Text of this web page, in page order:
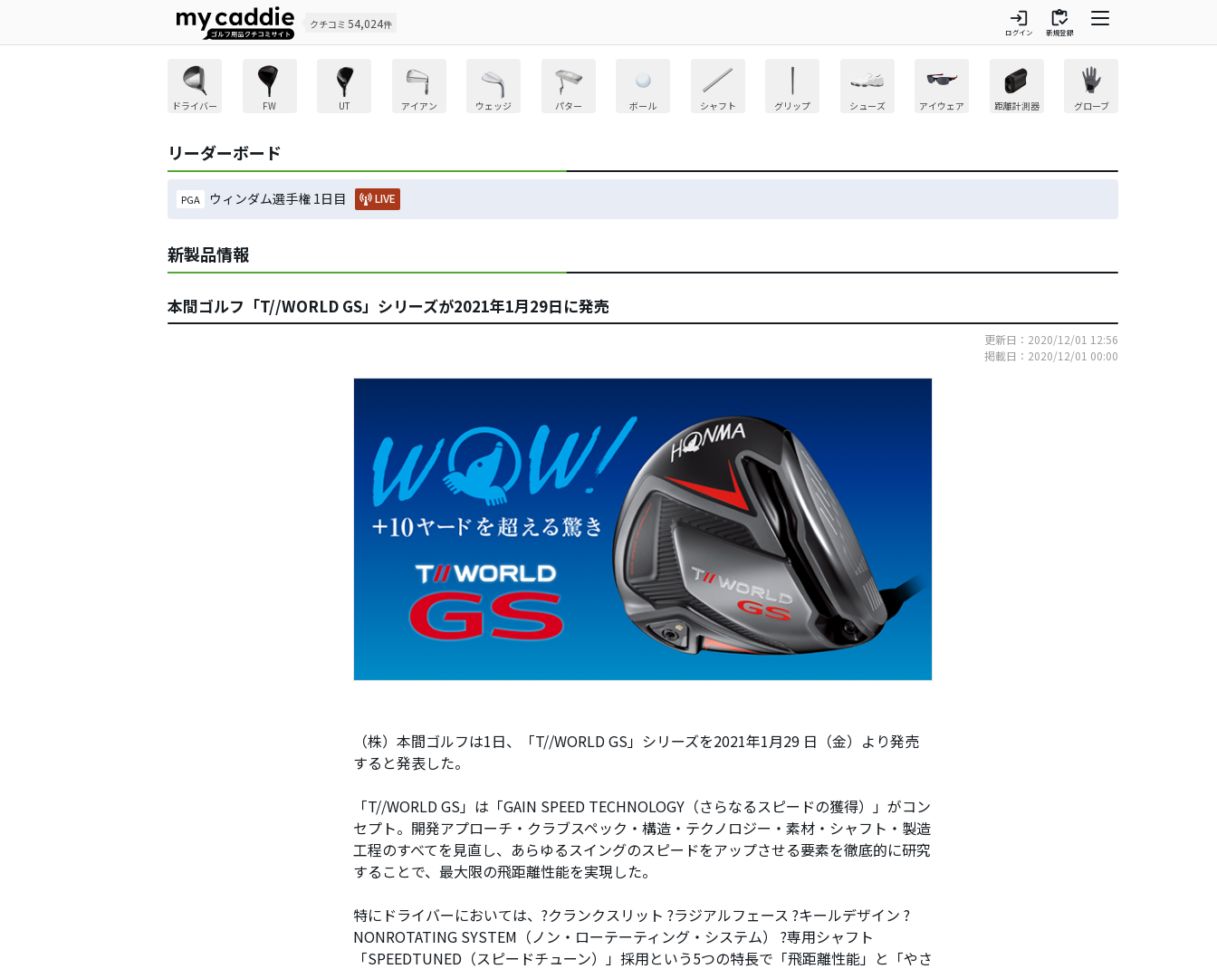
クチコミ 54,024件 login
ログイン
inventory
新規登録
ドライバー FW UT アイアン ウェッジ パター ボール シャフト グリップ シューズ アイウェア 距離計測器 グローブ
リーダーボード
PGA ウィンダム選手権 1日目 LIVE
新製品情報
本間ゴルフ「T//WORLD GS」シリーズが2021年1月29日に発売
更新日：2020/12/01 12:56
掲載日：2020/12/01 00:00
（株）本間ゴルフは1日、「T//WORLD GS」シリーズを2021年1月29 日（金）より発売
すると発表した。
「T//WORLD GS」は「GAIN SPEED TECHNOLOGY（さらなるスピードの獲得）」がコン
セプト。開発アプローチ・クラブスペック・構造・テクノロジー・素材・シャフト・製造
工程のすべてを見直し、あらゆるスイングのスピードをアップさせる要素を徹底的に研究
することで、最大限の飛距離性能を実現した。
特にドライバーにおいては、?クランクスリット ?ラジアルフェース ?キールデザイン ?
NONROTATING SYSTEM（ノン・ローテーティング・システム） ?専用シャフト
「SPEEDTUNED（スピードチューン）」採用という5つの特長で「飛距離性能」と「やさ